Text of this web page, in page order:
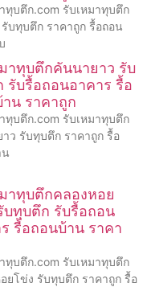
ทุบตึก.com รับเหมาทุบตึก
รับทุบตึก ราคาถูก รื้อถอน
าทุบตึกคันนายาว รับ
รับรื้อถอนอาคาร รื้อ
น ราคาถูก
ทุบตึก.com รับเหมาทุบตึก
ว รับทุบตึก ราคาถูก รื้อ
าทุบตึกคลองหอย
บทุบตึก รับรื้อถอน
รื้อถอนบ้าน ราคา
ทุบตึก.com รับเหมาทุบตึก
ยโข่ง รับทุบตึก ราคาถูก รื้อ